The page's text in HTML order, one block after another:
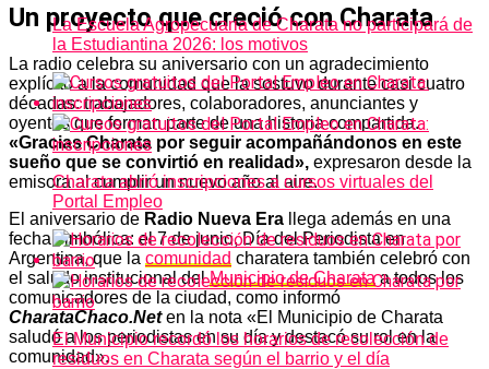
Un proyecto que creció con Charata
La radio celebra su aniversario con un agradecimiento
explícito a la comunidad que la sostuvo durante casi cuatro
décadas: trabajadores, colaboradores, anunciantes y
oyentes que forman parte de una historia compartida.
«Gracias Charata por seguir acompañándonos en este
sueño que se convirtió en realidad», expresaron desde la
emisora al cumplir un nuevo año al aire.
El aniversario de Radio Nueva Era llega además en una
fecha simbólica: el 7 de junio, Día del Periodista en
Argentina, que la comunidad charatera también celebró con
el saludo institucional delMunicipio de Charataa todos los
comunicadores de la ciudad, como informó
CharataChaco.Neten la nota «El Municipio de Charata
saludó a los periodistas en su día y destacó su rol en la
comunidad».
La Escuela Agropecuaria de Charata no participará de
la Estudiantina 2026: los motivos
Charata abrió inscripciones a cursos virtuales del
Portal Empleo
El Municipio recordó los horarios de recolección de
residuos en Charata según el barrio y el día